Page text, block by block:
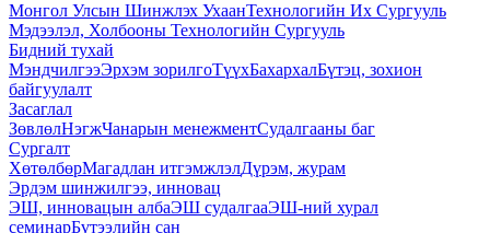
Монгол Улсын Шинжлэх УхаанТехнологийн Их Сургууль
Мэдээлэл, Холбооны Технологийн Сургууль
Бидний тухай
МэндчилгээЭрхэм зорилгоТүүхБахархалБүтэц, зохион
байгуулалт
Засаглал
ЗөвлөлНэгжЧанарын менежментСудалгааны баг
Сургалт
ХөтөлбөрМагадлан итгэмжлэлДүрэм, журам
Эрдэм шинжилгээ, инновац
ЭШ, инновацын албаЭШ судалгааЭШ-ний хурал
семинарБүтээлийн сан